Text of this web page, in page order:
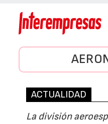
ACTUALIDAD
La división